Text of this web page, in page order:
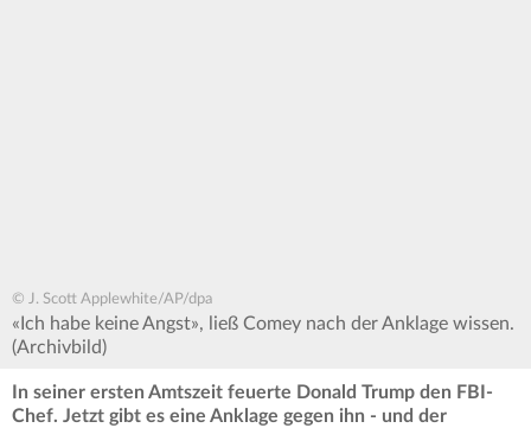
© J. Scott Applewhite/AP/dpa
«Ich habe keine Angst», ließ Comey nach der Anklage wissen.
(Archivbild)
In seiner ersten Amtszeit feuerte Donald Trump den FBI-
Chef. Jetzt gibt es eine Anklage gegen ihn - und der